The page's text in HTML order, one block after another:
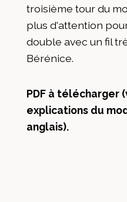
troisième tour du
plus d'attention
double avec un fil
Bérénice.
PDF à télécharger
explications du
anglais).